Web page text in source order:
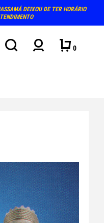
DEIXOU DE TER HORÁRIO
0